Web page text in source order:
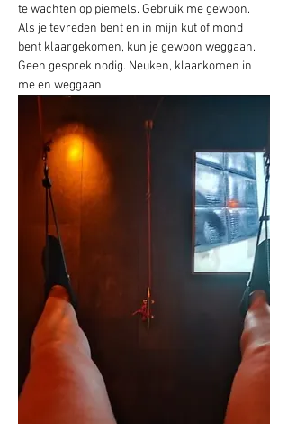
te wachten op piemels. Gebruik me gewoon.
Als je tevreden bent en in mijn kut of mond
bent klaargekomen, kun je gewoon weggaan.
Geen gesprek nodig. Neuken, klaarkomen in
me en weggaan.